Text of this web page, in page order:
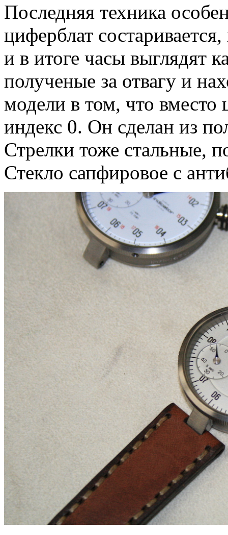
Последняя техника
циферблат
и в итоге часы выглядят
полученые за отвагу и
модели в том, что
индекс 0. Он сделан из
Стрелки тоже стальные,
Стекло сапфировое с